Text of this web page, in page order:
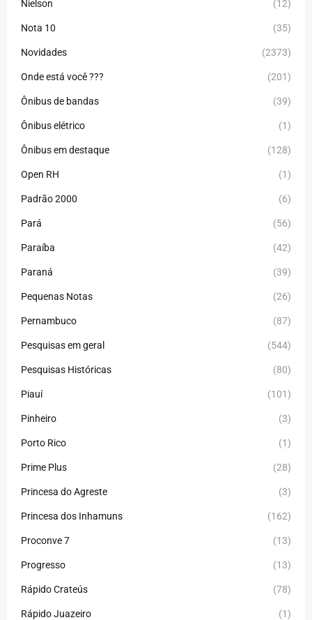
Nielson (12)
Nota 10 (35)
Novidades (2373)
Onde está você ??? (201)
Ônibus de bandas (39)
Ônibus elétrico (1)
Ônibus em destaque (128)
Open RH (1)
Padrão 2000 (6)
Pará (56)
Paraíba (42)
Paraná (39)
Pequenas Notas (26)
Pernambuco (87)
Pesquisas em geral (544)
Pesquisas Históricas (80)
Piauí (101)
Pinheiro (3)
Porto Rico (1)
Prime Plus (28)
Princesa do Agreste (3)
Princesa dos Inhamuns (162)
Proconve 7 (13)
Progresso (13)
Rápido Crateús (78)
Rápido Juazeiro (1)